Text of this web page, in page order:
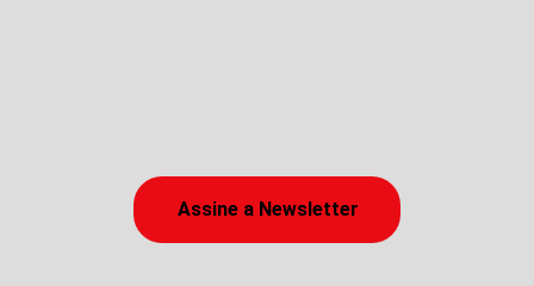
Assine a Newsletter